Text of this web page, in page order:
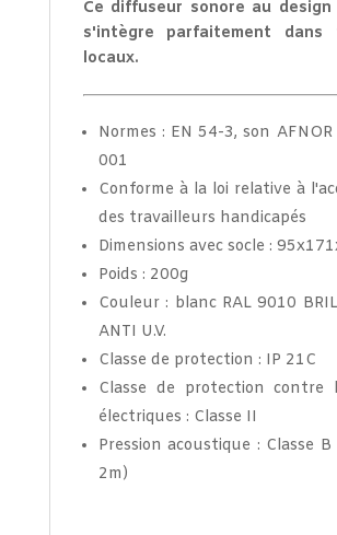
Ce diffuseur sonore au design
s'intègre parfaitement dans
locaux.
Normes : EN 54-3, son
001
Conforme à la loi relative à
des travailleurs handicapés
Dimensions avec socle :
Poids : 200g
Couleur : blanc RAL 9010
ANTI U.V.
Classe de protection : IP 21C
Classe de protection contre
électriques : Classe II
Pression acoustique : Classe
2m)